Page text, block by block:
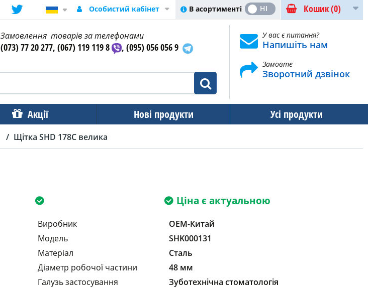
Кошик(0)
В асортименті
ТАК НІ
Особистий кабінет
Замовлення товарів за телефонами
(073) 77 20 277, (067) 119 119 8 , (095) 056 056 9
У вас є питання?
Напишіть нам
Замовте
Зворотний дзвінок
Акції Нові продукти Усі продукти
Щітка SHD 178C велика
Ціна є актуальною
Виробник
OEM-Китай
Модель
SHK000131
Матеріал
Сталь
Діаметр робочої частини
48 мм
Галузь застосування
Зуботехнічна стоматологія